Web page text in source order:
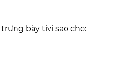
bày tivi sao cho: